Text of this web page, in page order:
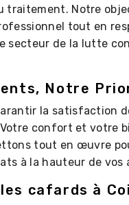
traitement. Notre
tout en
secteur de la lutte
Notre
la satisfaction
confort et votre
tout en œuvre
à la hauteur de vos
cafards à